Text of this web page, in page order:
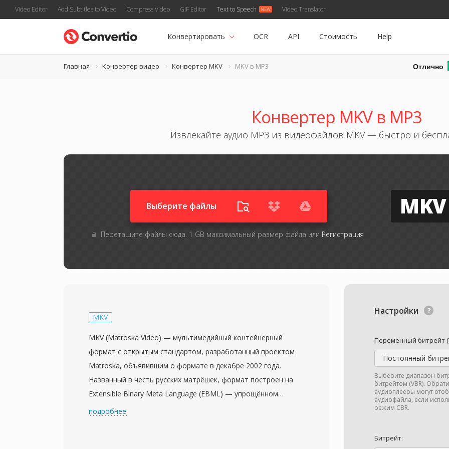
Video Editor Add Subtitles to Video Compress Video GIF Editor Text to Speech Video Translator
Конвертировать OCR API Стоимость Help
Главная Конвертер видео Конвертер MKV MKV в MP3 Отлично
Конвертер MKV в MP3
Извлекайте аудио MP3 из видеофайлов MKV — быстро и
Выберите файлы
Перетащите файлы сюда. 1 GB максимальный размер файла или Регистрация
MKV
Настройки
Переменный битрейт
Постоянный
Выберите диапазон
битрейтом (VBR).
аудиоплееры могут
аудиофайла, если
режим CBR.
Битрейт:
MKV
MKV (Matroska Video) — мультимедийный контейнерный
формат с открытым стандартом, разработанный проектом
Matroska, объявившим о формате в декабре 2002 года.
Названный в честь русских матрёшек, формат построен на
Extensible Binary Meta Language (EBML) — упрощённом
бинарном варианте XML, обеспечивающем гибкую и
подробнее